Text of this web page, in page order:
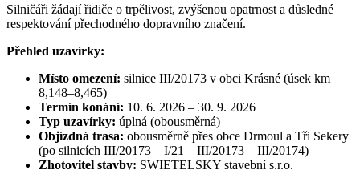
Silničáři žádají řidiče o trpělivost, zvýšenou opatrnost a důsledné
respektování přechodného dopravního značení.
Přehled uzavírky:
Místo omezení: silnice III/20173 v obci Krásné (úsek km
8,148–8,465)
Termín konání: 10. 6. 2026 – 30. 9. 2026
Typ uzavírky: úplná (obousměrná)
Objízdná trasa: obousměrně přes obce Drmoul a Tři Sekery
(po silnicích III/20173 – I/21 – III/20173 – III/20174)
Zhotovitel stavby: SWIETELSKY stavební s.r.o.